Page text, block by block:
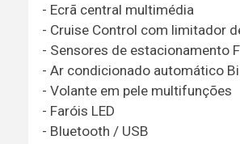
- Ecrã central multimédia
- Cruise Control com limitador
- Sensores de estacionamento
- Ar condicionado automático
- Volante em pele multifunções
- Faróis LED
- Bluetooth / USB